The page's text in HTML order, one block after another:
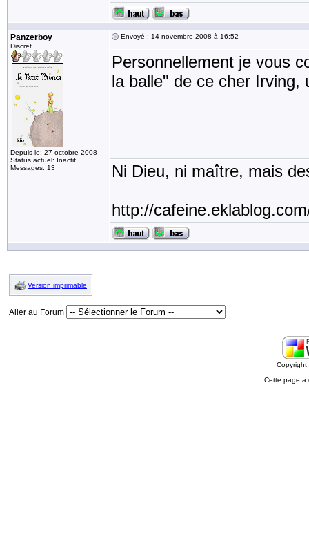
Panzerboy
Discret
Depuis le: 27 octobre 2008
Status actuel: Inactif
Messages: 13
Envoyé : 14 novembre 2008 à 16:52
Personnellement je vous
la balle" de ce cher Irving,
Ni Dieu, ni maître, mais
http://
Version imprimable
Aller au Forum
Cette page a